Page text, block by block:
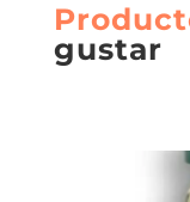
gustar